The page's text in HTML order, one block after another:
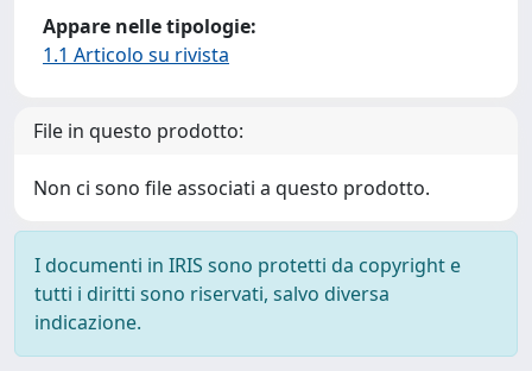
Appare nelle tipologie:
1.1 Articolo su rivista
File in questo prodotto:
Non ci sono file associati a questo prodotto.
I documenti in IRIS sono protetti da copyright e
tutti i diritti sono riservati, salvo diversa
indicazione.